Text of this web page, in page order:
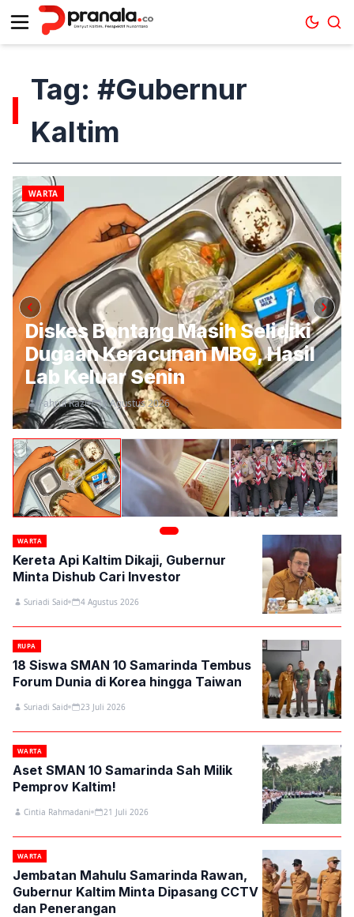
Tag: #Gubernur
Kaltim
WARTA
Diskes Bontang Masih Selidiki
Dugaan Keracunan MBG, Hasil
Lab Keluar Senin
Fahrul Razi 8 Agustus 2026
WARTA
Kereta Api Kaltim Dikaji, Gubernur
Minta Dishub Cari Investor
Suriadi Said 4 Agustus 2026
RUPA
18 Siswa SMAN 10 Samarinda Tembus
Forum Dunia di Korea hingga Taiwan
Suriadi Said 23 Juli 2026
WARTA
Aset SMAN 10 Samarinda Sah Milik
Pemprov Kaltim!
Cintia Rahmadani 21 Juli 2026
WARTA
Jembatan Mahulu Samarinda Rawan,
Gubernur Kaltim Minta Dipasang CCTV
dan Penerangan